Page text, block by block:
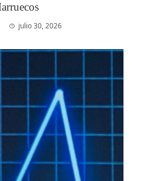
julio 30, 2026